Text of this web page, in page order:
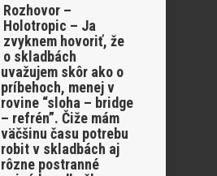
Rozhovor –
Holotropic – Ja
zvyknem hovoriť, že
o skladbách
uvažujem skôr ako o
príbehoch, menej v
rovine “sloha – bridge
– refrén”. Čiže mám
väčšinu času potrebu
robit v skladbách aj
rôzne postranné